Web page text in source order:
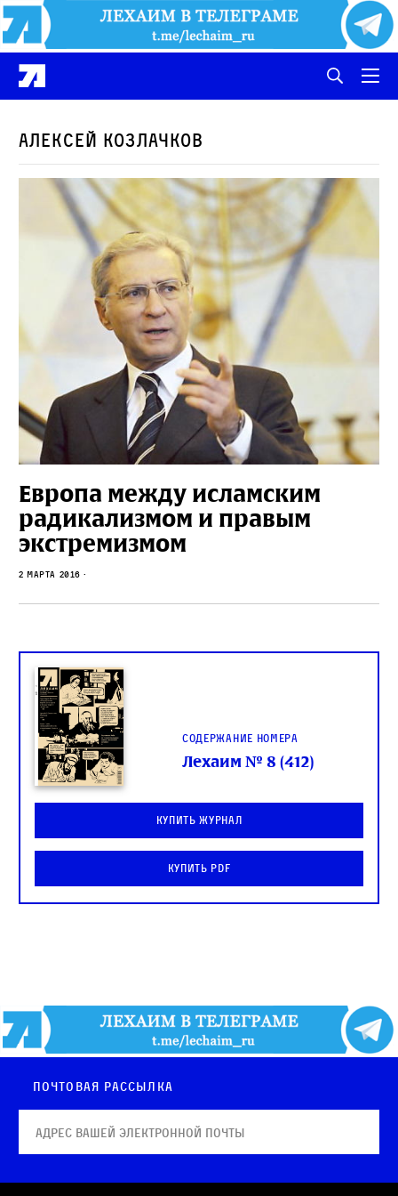
Алексей Козлачков
Европа между исламским
радикализмом и правым
экстремизмом
2 марта 2016
Содержание номера
Лехаим № 8 (412)
Купить журнал
Купить PDF
Почтовая рассылка